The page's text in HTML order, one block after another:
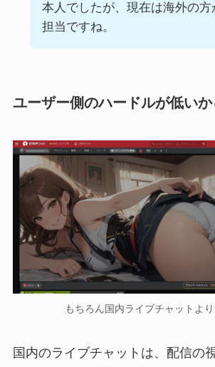
本人でしたが、現在は海外の方
担当ですね。
ユーザー側のハードルが低いか
もちろん国内ライブチャットよ
国内のライブチャットは、配信の